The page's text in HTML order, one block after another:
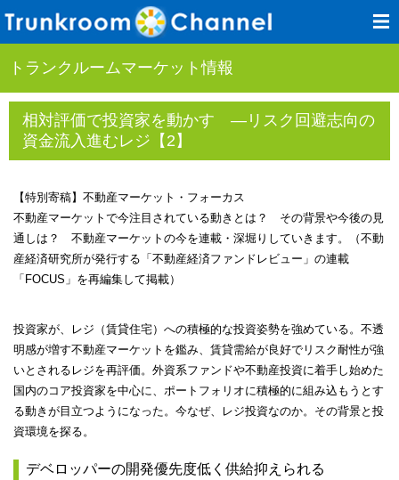
トランクルームマーケット情報
相対評価で投資家を動かす ―リスク回避志向の
資金流入進むレジ【2】
【特別寄稿】不動産マーケット・フォーカス
不動産マーケットで今注目されている動きとは？ その背景や今後の見
通しは？ 不動産マーケットの今を連載・深堀りしていきます。（不動
産経済研究所が発行する「不動産経済ファンドレビュー」の連載
「FOCUS」を再編集して掲載）
投資家が、レジ（賃貸住宅）への積極的な投資姿勢を強めている。不透
明感が増す不動産マーケットを鑑み、賃貸需給が良好でリスク耐性が強
いとされるレジを再評価。外資系ファンドや不動産投資に着手し始めた
国内のコア投資家を中心に、ポートフォリオに積極的に組み込もうとす
る動きが目立つようになった。今なぜ、レジ投資なのか。その背景と投
資環境を探る。
デベロッパーの開発優先度低く供給抑えられる